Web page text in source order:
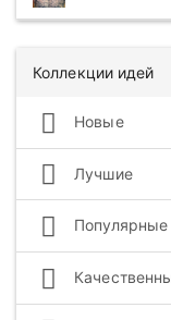
Коллекции идей
Новые
Лучшие
Популярные